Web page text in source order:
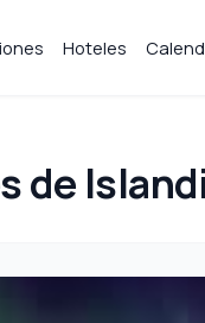
Hoteles
de